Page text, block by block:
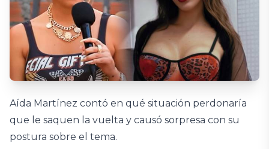
Aída Martínez contó en qué situación perdonaría
que le saquen la vuelta y causó sorpresa con su
postura sobre el tema.